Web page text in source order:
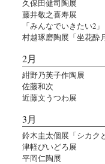
久保田健司陶展
藤井敬之喜寿展
「みんなでいきたい2」
村越琢磨陶展「坐花酔
2月
紺野乃芙子作陶展
佐藤和次
近藤文うつわ展
3月
鈴木圭太個展「シカク
津軽びいどろ展
平岡仁陶展